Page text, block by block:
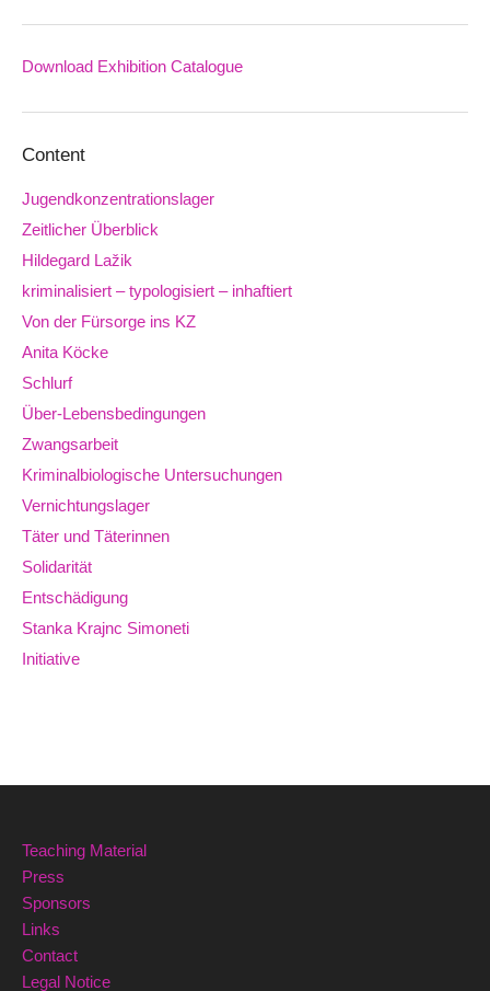
Downloads
Download Exhibition Catalogue
Content
Jugendkonzentrationslager
Zeitlicher Überblick
Hildegard Lažik
kriminalisiert – typologisiert – inhaftiert
Von der Fürsorge ins KZ
Anita Köcke
Schlurf
Über-Lebensbedingungen
Zwangsarbeit
Kriminalbiologische Untersuchungen
Vernichtungslager
Täter und Täterinnen
Solidarität
Entschädigung
Stanka Krajnc Simoneti
Initiative
Teaching Material
Press
Sponsors
Links
Contact
Legal Notice